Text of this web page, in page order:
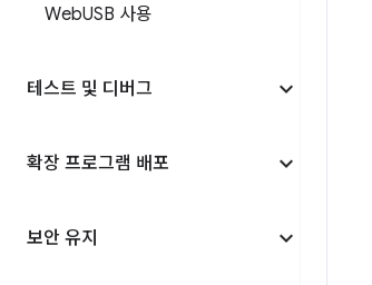
WebUSB 사용
테스트 및 디버그
확장 프로그램 배포
보안 유지